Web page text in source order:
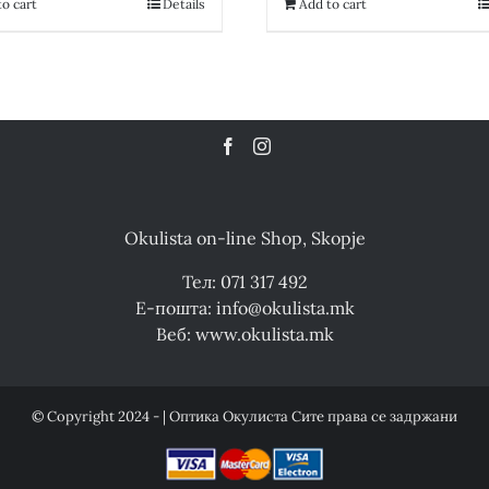
cart Details Add to cart
Okulista on-line Shop, Skopje
Тел: 071 317 492
Е-пошта: info@okulista.mk
Веб: www.okulista.mk
© Copyright 2024 - | Оптика Окулиста Сите права се задржани